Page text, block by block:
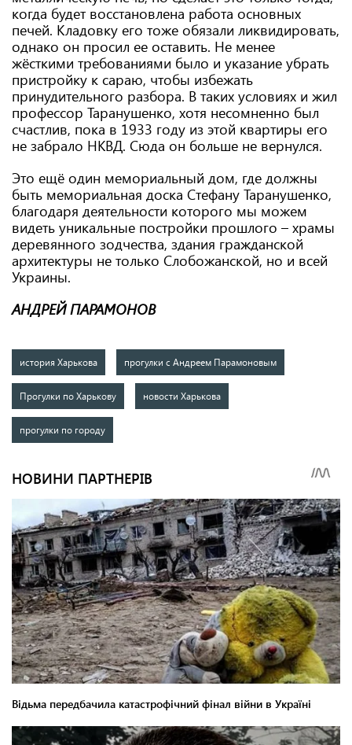
когда будет восстановлена работа основных
печей. Кладовку его тоже обязали ликвидировать,
однако он просил ее оставить. Не менее
жёсткими требованиями было и указание убрать
пристройку к сараю, чтобы избежать
принудительного разбора. В таких условиях и жил
профессор Таранушенко, хотя несомненно был
счастлив, пока в 1933 году из этой квартиры его
не забрало НКВД. Сюда он больше не вернулся.
Это ещё один мемориальный дом, где должны
быть мемориальная доска Стефану Таранушенко,
благодаря деятельности которого мы можем
видеть уникальные постройки прошлого – храмы
деревянного зодчества, здания гражданской
архитектуры не только Слобожанской, но и всей
Украины.
АНДРЕЙ ПАРАМОНОВ
история Харькова прогулки с Андреем Парамоновым
Прогулки по Харькову новости Харькова
прогулки по городу